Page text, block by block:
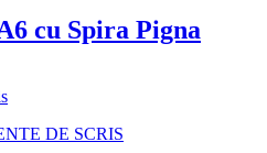
cu Spira Pigna
DE SCRIS